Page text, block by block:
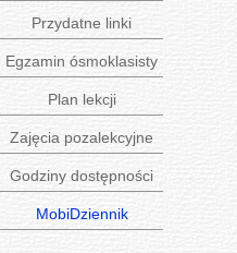
Przydatne linki
Egzamin ósmoklasisty
Plan lekcji
Zajęcia pozalekcyjne
Godziny dostępności
MobiDziennik